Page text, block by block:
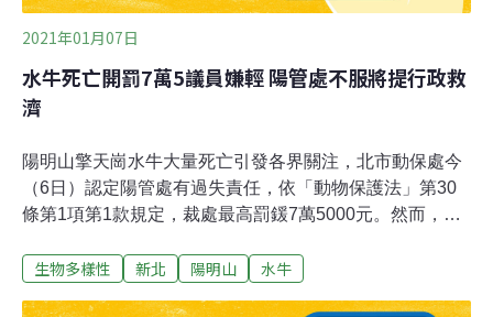
2021年01月07日
水牛死亡開罰7萬5議員嫌輕 陽管處不服將提行政救
濟
陽明山擎天崗水牛大量死亡引發各界關注，北市動保處今
（6日）認定陽管處有過失責任，依「動物保護法」第30
條第1項第1款規定，裁處最高罰鍰7萬5000元。然而，北
處」，指應以動物傳染病防治條例開罰百萬；陽管處同樣
生物多樣性 新北 陽明山 水牛